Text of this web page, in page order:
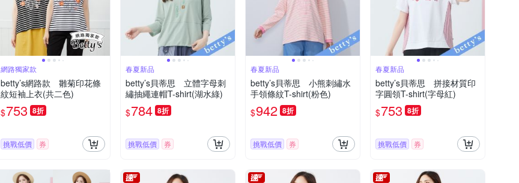
網路獨家款
betty’s網路款 雛菊印花條
紋短袖上衣(共二色)
$753 8折
挑戰低價 券
春夏新品
betty’s貝蒂思 立體字母刺
繡抽繩連帽T-shirt(湖水綠)
$784 8折
挑戰低價 券
春夏新品
betty’s貝蒂思 小熊刺繡水
手領條紋T-shirt(粉色)
$942 8折
挑戰低價 券
春夏新品
betty’s貝蒂思 拼接材質印
字圓領T-shirt(字母紅)
$753 8折
挑戰低價 券